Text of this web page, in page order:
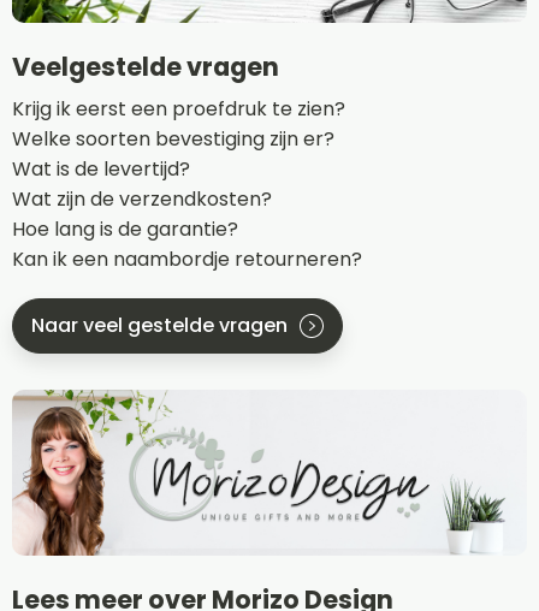
Veelgestelde vragen
Krijg ik eerst een proefdruk te zien?
Welke soorten bevestiging zijn er?
Wat is de levertijd?
Wat zijn de verzendkosten?
Hoe lang is de garantie?
Kan ik een naambordje retourneren?
Naar veel gestelde vragen
Lees meer over Morizo Design